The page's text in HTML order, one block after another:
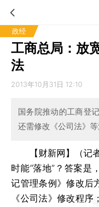
政经
工商总局：放
法
2013年10月31日 12:10
国务院推动的工商登
还需修改《公司法》
【财新网】（记
时能“落地”？答案是
记管理条例》修改后
《公司法》修改程